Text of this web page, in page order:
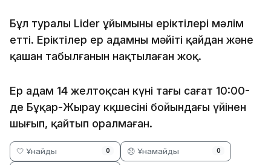
Бұл туралы Lider ұйымының еріктілері мәлім
етті. Еріктілер ер адамның мәйіті қайдан және
қашан табылғанын нақтылаған жоқ.
Ер адам 14 желтоқсан күні таңғы сағат 10:00-
де Бұқар-Жырау кқшесінің бойындағы үйінен
шығып, қайтып оралмаған.
🤍 Ұнайды 0 😞 Ұнамайды 0